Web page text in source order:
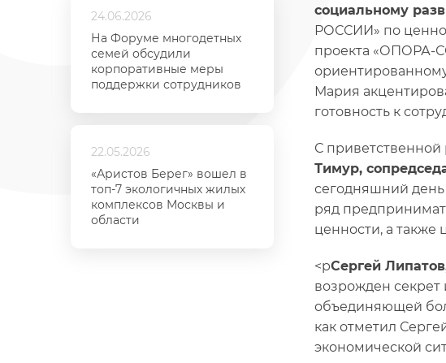
24.06.2026
На Форуме многодетных
семей обсудили
корпоративные меры
поддержки сотрудников
22.05.2026
«Аристов Берег» вошел в
топ-7 экологичных жилых
комплексов Москвы и
области
социальному
РОССИИ» по
проекта «ОПОРА-
Мария
готовность к
С
Тимур,
сегодняшний день
ряд
ценности, а
<pСергей
возрожден секрет
объединяющей
как отметил
экономической